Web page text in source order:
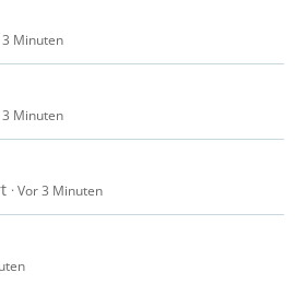
3 Minuten
3 Minuten
Vor 3 Minuten